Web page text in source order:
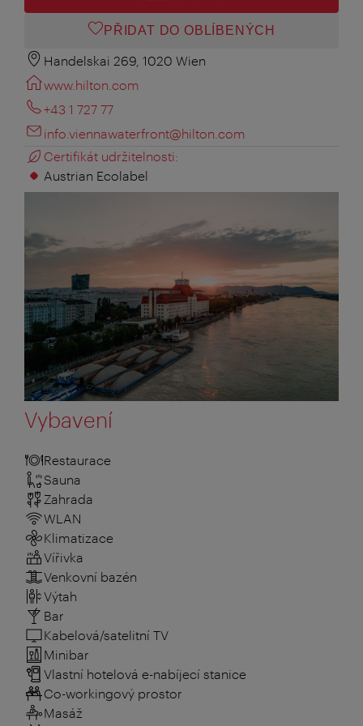
PŘIDAT DO OBLÍBENÝCH
Handelskai 269, 1020 Wien
www.hilton.com
+43 1 727 77
info.viennawaterfront@hilton.com
Certifikát udržitelnosti:
Austrian Ecolabel
Vybavení
Restaurace
Sauna
Zahrada
WLAN
Klimatizace
Vířivka
Venkovní bazén
Výtah
Bar
Kabelová/satelitní TV
Minibar
Vlastní hotelová e-nabíjecí stanice
Co-workingový prostor
Masáž